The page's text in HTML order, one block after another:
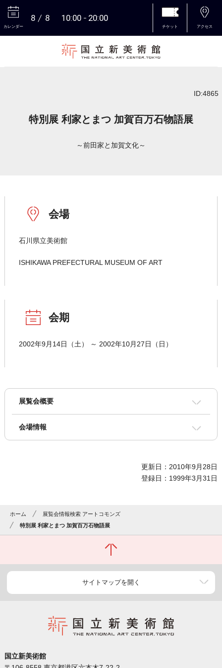
カレンダー
8 8 10:00 20:00
チケット アクセス
ID:4865
特別展 利家とまつ 加賀百万石物語展
～前田家と加賀文化～
会場
石川県立美術館
ISHIKAWA PREFECTURAL MUSEUM OF ART
会期
2002年9月14日（土） ～ 2002年10月27日（日）
展覧会概要
会場情報
更新日：2010年9月28日
登録日：1999年3月31日
ホーム
展覧会情報検索 アートコモンズ
特別展 利家とまつ 加賀百万石物語展
サイトマップを開く
国立新美術館